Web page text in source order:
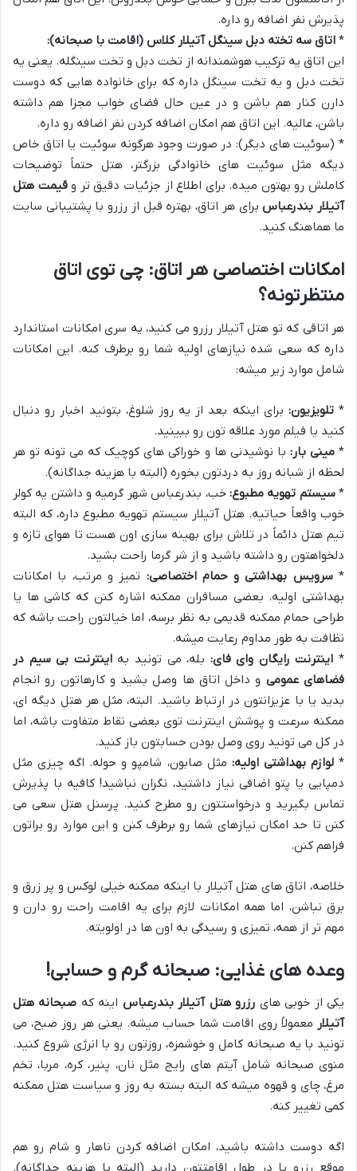
پذیرش نفر اضافه رو داره.
* اتاق سه تخته دبل سینگل آتیلار کلاس (اقامت با صبحانه):
این اتاق یه ترکیب هوشمندانه از تخت دبل و تخت سینگله. یعنی یه
تخت دبل و یه تخت سینگل داره که برای خانواده هایی که دوست
دارن کنار هم باشن و در عین حال فضای خواب مجزا هم داشته
باشن، عالیه. این اتاق هم امکان اضافه کردن نفر اضافه رو داره.
* (سوئیت های دیگر): در صورت وجود هرگونه سوئیت یا اتاق خاص
دیگه مثل سوئیت های خانوادگی بزرگتر، هتل حتماً توضیحات
کاملش رو بهتون میده. برای اطلاع از جزئیات دقیق تر وقیمت هتل
آتیلار بندرعباسبرای هر اتاق، بهتره قبل از رزرو با پشتیبانی سایت
ما هماهنگ کنید.
امکانات اختصاصی هر اتاق: چی توی اتاق
منتظرتونه؟
هر اتاقی که تو هتل آتیلار رزرو می کنید، یه سری امکانات استاندارد
داره که سعی شده نیازهای اولیه شما رو برطرف کنه. این امکانات
شامل موارد زیر میشه:
*تلویزیون: برای اینکه بعد از یه روز شلوغ، بتونید اخبار رو دنبال
کنید یا فیلم مورد علاقه تون رو ببینید.
*مینی بار: با نوشیدنی ها و خوراکی های کوچیک که می تونه تو هر
لحظه از شبانه روز به دردتون بخوره (البته با هزینه جداگانه).
*سیستم تهویه مطبوع: خب، بندرعباس شهر گرمیه و داشتن یه کولر
خوب واقعاً حیاتیه. هتل آتیلار سیستم تهویه مطبوع داره، که البته
تیم هتل دائماً در تلاش برای بهینه سازی اون هست تا هوای تازه و
دلخواهتون رو داشته باشید و از شر گرما راحت بشید.
*سرویس بهداشتی و حمام اختصاصی: تمیز و مرتب، با امکانات
بهداشتی اولیه. بعضی مسافران ممکنه اشاره کنن که کاشی ها یا
طراحی حمام ممکنه قدیمی به نظر برسه، اما خیالتون راحت باشه که
نظافت به طور مداوم رعایت میشه.
* اینترنت رایگان وای فای: بله، می تونید بهاینترنت بی سیم در
فضاهای عمومی و داخل اتاق ها وصل بشید و کارهاتون رو انجام
بدید یا با عزیزانتون در ارتباط باشید. البته، مثل هر هتل دیگه ای،
ممکنه سرعت و پوشش اینترنت توی بعضی نقاط متفاوت باشه، اما
در کل می تونید روی وصل بودن حسابتون باز کنید.
*لوازم بهداشتی اولیه: مثل صابون، شامپو و حوله. اگه چیزی مثل
دمپایی یا پتو اضافی نیاز داشتید، نگران نباشید! کافیه با پذیرش
تماس بگیرید و درخواستتون رو مطرح کنید. پرسنل هتل سعی می
کنن تا حد امکان نیازهای شما رو برطرف کنن و این موارد رو براتون
فراهم کنن.
خلاصه، اتاق های هتل آتیلار با اینکه ممکنه خیلی لوکس و پر زرق و
برق نباشن، اما همه امکانات لازم برای یه اقامت راحت رو دارن و
مهم تر از همه، تمیزی و رسیدگی به اون ها در اولویته.
وعده های غذایی: صبحانه گرم و حسابی!
یکی از خوبی های رزرو هتل آتیلار بندرعباس اینه که صبحانه هتل
آتیلار معمولاً روی اقامت شما حساب میشه. یعنی هر روز صبح، می
تونید با یه صبحانه کامل و خوشمزه، روزتون رو با انرژی شروع کنید.
منوی صبحانه شامل آیتم های رایج مثل نان، پنیر، کره، مربا، تخم
مرغ، چای و قهوه میشه که البته بسته به روز و سیاست هتل ممکنه
کمی تغییر کنه.
اگه دوست داشته باشید، امکان اضافه کردن ناهار و شام رو هم
موقع رزرو یا در طول اقامتتون دارید (البته با هزینه جداگانه).